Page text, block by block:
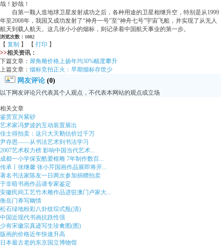
哉！妙哉！
自第一颗人造地球卫星发射成功之后，各种用途的卫星相继升空，特别是从1999
年至2008年，我国又成功发射了“神舟一号”至“神舟七号”宇宙飞船，并实现了从无人
航天到载人航天。这几张小小的烟标，则记录着中国航天事业的第一步。
浏览次数：1082
【 复制 】 【 打印 】
>>相关资讯：
下篇文章： 犀角雕价格上扬年均30%幅度攀升
上篇文章： 烟标竞拍正火：早期烟标存世少
网友评论 (0)
以下网友评论只代表其个人观点，不代表本网站的观点或立场
相关文章
鉴赏宜兴紫砂
艺术家冯梦波的互动装置展出
佳士得拍卖：这只大天鹅估价过千万
尹存恩——从书法艺术到书法学习
2007艺术权力榜 影响中国当代艺术...
成都一小学保安酷爱根雕 7年制作数百...
传承丨张继馨 张小芹国画作品展即将开...
著名书法家陈友一日两次参加捐赠拍卖
于非暗书画作品请专家鉴定
安徽民间工艺竹木雕作品进驻澳门卢家大...
衡岳门券写幽情
松石绿地粉彩八卦纹琮式瓶(清)
中国近现代书画抗跌性强
少有宋徽宗真迹写生珍禽图(图)
版画的价格近年快速升高
日本最古老的东京国立博物馆